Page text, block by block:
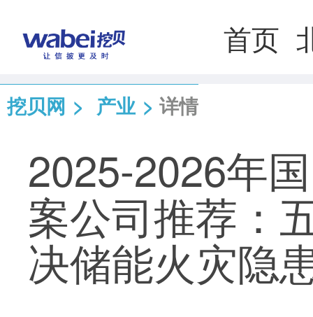
首页
挖贝网 > 产业 > 详情
2025-2026年
案公司推荐：
决储能火灾隐